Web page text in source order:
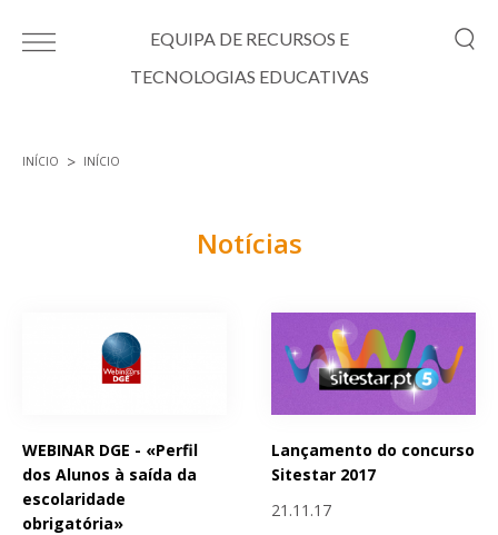
EQUIPA DE RECURSOS E
TECNOLOGIAS EDUCATIVAS
INÍCIO INÍCIO
Notícias
WEBINAR DGE - «Perfil
dos Alunos à saída da
escolaridade
obrigatória»
Lançamento do concurso
Sitestar 2017
21.11.17
Páginas